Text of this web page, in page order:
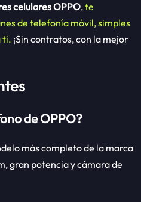
celulares OPPO,te
de telefonía móvil, simples
ti. ¡Sin contratos, con la mejor
de OPPO?
más completo de la marca
gran potencia y cámara de